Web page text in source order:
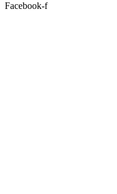
Facebook-f